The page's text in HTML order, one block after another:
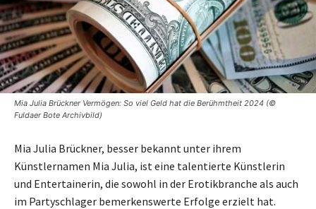
Mia Julia Brückner Vermögen: So viel Geld hat die Berühmtheit 2024 (©
Fuldaer Bote Archivbild)
Mia Julia Brückner, besser bekannt unter ihrem
Künstlernamen Mia Julia, ist eine talentierte Künstlerin
und Entertainerin, die sowohl in der Erotikbranche als auch
im Partyschlager bemerkenswerte Erfolge erzielt hat.